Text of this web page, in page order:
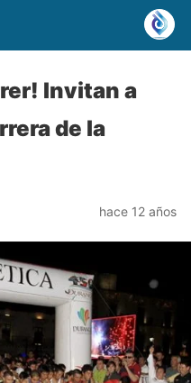
Invitan a
de la
hace 12 años